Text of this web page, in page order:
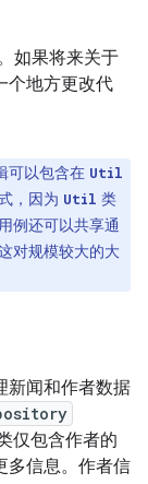
如果将来关于
个地方更改代
可以包含在 Util
，因为 Util 类
例还可以共享通
对规模较大的大
新闻和作者数据
仅包含作者的
多信息。作者信